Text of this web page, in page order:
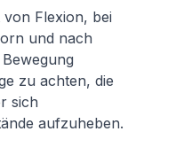
Flexion, bei
und nach
zu achten, die
sich
aufzuheben.